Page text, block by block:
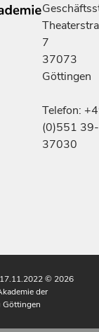
7
37073
Göttingen
Telefon:
(0)551 39-
37030
© 2026
der
Göttingen